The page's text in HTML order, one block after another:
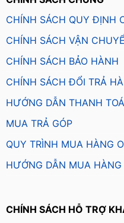
CHÍNH SÁCH QUY ĐỊNH
CHÍNH SÁCH VẬN
CHÍNH SÁCH BẢO HÀNH
CHÍNH SÁCH ĐỔI TRẢ
HƯỚNG DẪN THANH
MUA TRẢ GÓP
QUY TRÌNH MUA HÀNG
HƯỚNG DẪN MUA
CHÍNH SÁCH HỖ TRỢ